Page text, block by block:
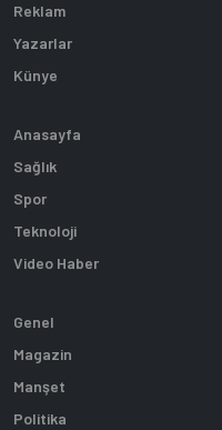
Reklam
Yazarlar
Künye
Anasayfa
Sağlık
Spor
Teknoloji
Video Haber
Genel
Magazin
Manşet
Politika